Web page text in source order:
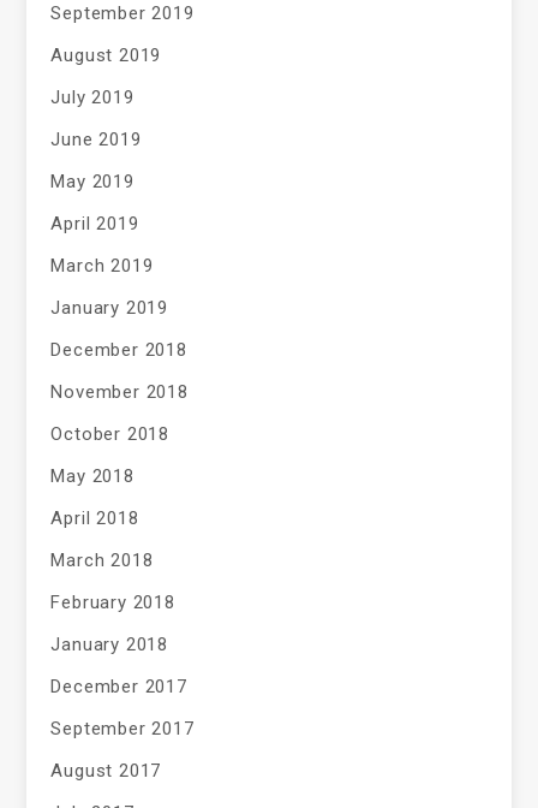
September 2019
August 2019
July 2019
June 2019
May 2019
April 2019
March 2019
January 2019
December 2018
November 2018
October 2018
May 2018
April 2018
March 2018
February 2018
January 2018
December 2017
September 2017
August 2017